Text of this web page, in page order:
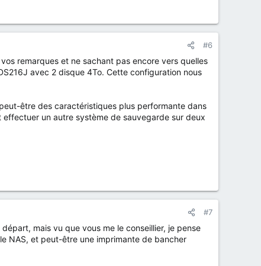
#6
remarques et ne sachant pas encore vers quelles
avec 2 disque 4To. Cette configuration nous
être des caractéristiques plus performante dans
un autre système de sauvegarde sur deux
#7
mais vu que vous me le conseillier, je pense
NAS, et peut-être une imprimante de bancher